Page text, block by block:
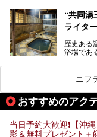
そこで日
形式で
難読温泉
いくつ読
“共同湯
ライタ
歴史ある
浴場であ
特徴です
共同浴
共同湯
は“共同
今回は地
した中か
めぐりの
ニフ
おすすめのアク
当日予約大歓迎❗【沖
影＆無料プレゼント＋